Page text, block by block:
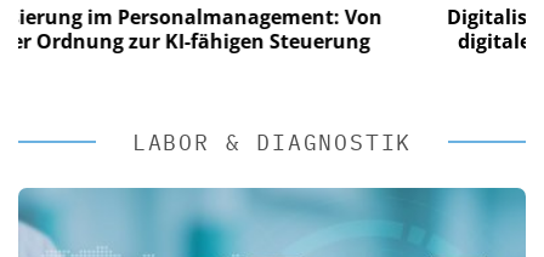
Digitalisierung im Personalmanagement: Von
digitaler Ordnung zur KI-fähigen Steuerung
LABOR & DIAGNOSTIK